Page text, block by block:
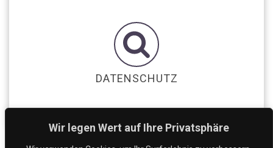
Wir legen Wert auf Ihre Privatsphäre
DATENSCHUTZ